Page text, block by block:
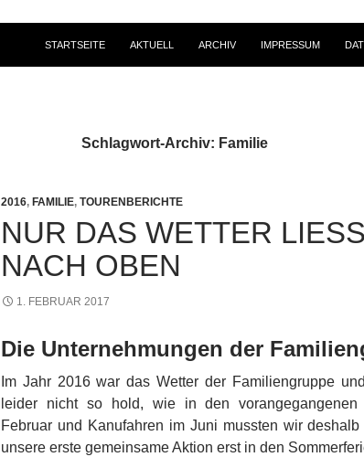
STARTSEITE AKTUELL ARCHIV IMPRESSUM
Schlagwort-Archiv: Familie
2016, FAMILIE, TOURENBERICHTE
NUR DAS WETTER LIESS
ACH OBEN
1. FEBRUAR 2017
Die Unternehmungen der
Im Jahr 2016 war das Wetter der Familiengruppe
leider nicht so hold, wie in den vorangegangenen
Februar und Kanufahren im Juni mussten wir
unsere erste gemeinsame Aktion erst in den